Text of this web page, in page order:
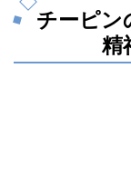
チーピン
精